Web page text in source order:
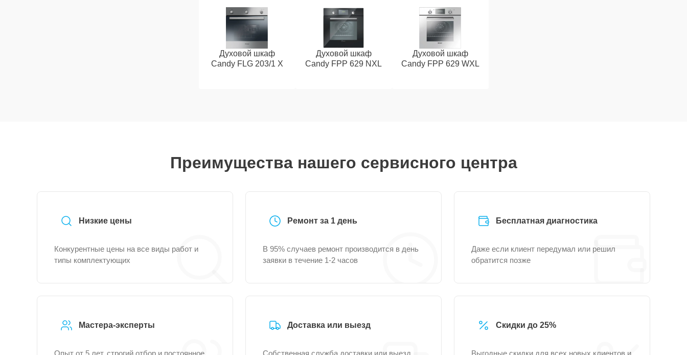
Духовой шкаф
Candy FLG 203/1 X
Духовой шкаф
Candy FPP 629 NXL
Духовой шкаф
Candy FPP 629 WXL
Преимущества нашего сервисного центра
Низкие цены
Конкурентные цены на все виды работ и
типы комплектующих
Ремонт за 1 день
В 95% случаев ремонт производится в день
заявки в течение 1-2 часов
Бесплатная диагностика
Даже если клиент передумал или решил
обратится позже
Мастера-эксперты
Опыт от 5 лет, строгий отбор и постоянное
Доставка или выезд
Собственная служба доставки или выезд
Скидки до 25%
Выгодные скидки для всех новых клиентов и